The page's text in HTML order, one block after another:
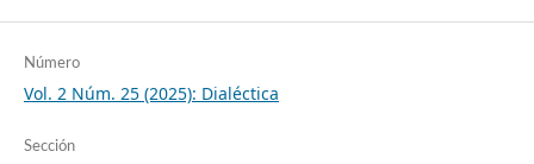
Número
Vol. 2 Núm. 25 (2025): Dialéctica
Sección